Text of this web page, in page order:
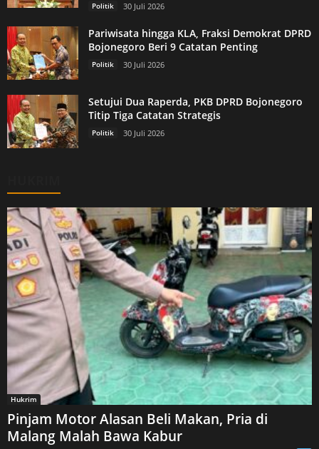
Politik 30 Juli 2026
Pariwisata hingga KLA, Fraksi Demokrat DPRD
Bojonegoro Beri 9 Catatan Penting
Politik 30 Juli 2026
Setujui Dua Raperda, PKB DPRD Bojonegoro
Titip Tiga Catatan Strategis
Politik 30 Juli 2026
Hukrim
Pinjam Motor Alasan Beli Makan, Pria di
Malang Malah Bawa Kabur